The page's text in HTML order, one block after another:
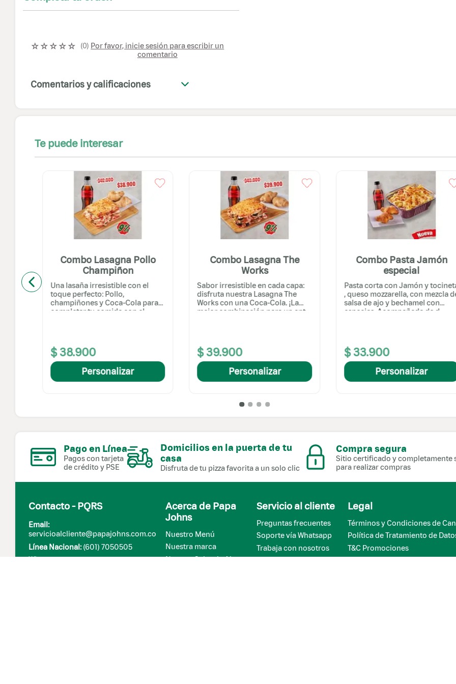
☆ ☆ ☆ ☆ ☆ (0) Por favor, inicie sesión para escribir un
comentario
Comentarios y calificaciones +
Gaseosa-Combos Coca-Cola Original 400 ml
Gaseosa-Combos Coca-Cola Sin Azucar 400 ml
Te puede interesar
Combo Lasagna Pollo
Champiñon
Una lasaña irresistible con el
toque perfecto: Pollo,
champiñones y Coca-Cola para
completar tu comida con el
$38.900
Personalizar
Combo Lasagna The
Works
Sabor irresistible en cada capa:
disfruta nuestra Lasagna The
Works con una Coca-Cola. ¡La
mejor combinación para un ant...
$39.900
Personalizar
Combo Pasta Jamón
especial
Pasta corta con Jamón y
, queso mozzarella, con mezcla
salsa de ajo y bechamel con
especias. Acompañada de d...
$33.900
Personalizar
Pago en Línea
Pagos con tarjeta
de crédito y PSE
Domicilios en la puerta de tu
casa
Disfruta de tu pizza favorita a un solo clic
Compra segura
Sitio certificado y completamente
para realizar compras
Contacto - PQRS
Email:
servicioalcliente@papajohns.com.co
Línea Nacional:(601) 7050505
Whatsapp:315 602 0554
Acerca de Papa
Johns
Nuestro Menú
Nuestra marca
Nuestra Salsa de Ajo
Servicio al cliente
Preguntas frecuentes
Soporte vía Whatsapp
Trabaja con nosotros
Legal
Términos y Condiciones de
Política de Tratamiento de
T&C Promociones